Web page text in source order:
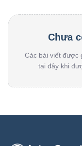
Chưa
Các bài viết được
tại đây khi